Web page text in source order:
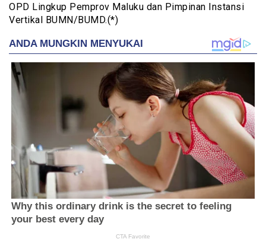
OPD Lingkup Pemprov Maluku dan Pimpinan Instansi
Vertikal BUMN/BUMD.(*)